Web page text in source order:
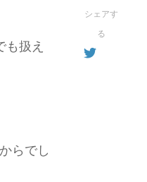
扱え
らでし
シェアす
る